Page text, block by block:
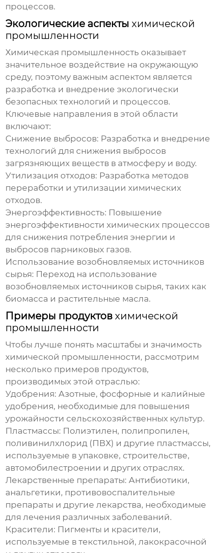
процессов.
Экологические аспектыхимической
промышленности
Химическая промышленность оказывает
значительное воздействие на окружающую
среду, поэтому важным аспектом является
разработка и внедрение экологически
безопасных технологий и процессов.
Ключевые направления в этой области
включают:
Снижение выбросов: Разработка и внедрение
технологий для снижения выбросов
загрязняющих веществ в атмосферу и воду.
Утилизация отходов: Разработка методов
переработки и утилизации химических
отходов.
Энергоэффективность: Повышение
энергоэффективности химических процессов
для снижения потребления энергии и
выбросов парниковых газов.
Использование возобновляемых источников
сырья: Переход на использование
возобновляемых источников сырья, таких как
биомасса и растительные масла.
Примеры продуктовхимической
промышленности
Чтобы лучше понять масштабы и значимость
химической промышленности, рассмотрим
несколько примеров продуктов,
производимых этой отраслью:
Удобрения: Азотные, фосфорные и калийные
удобрения, необходимые для повышения
урожайности сельскохозяйственных культур.
Пластмассы: Полиэтилен, полипропилен,
поливинилхлорид (ПВХ) и другие пластмассы,
используемые в упаковке, строительстве,
автомобилестроении и других отраслях.
Лекарственные препараты: Антибиотики,
анальгетики, противовоспалительные
препараты и другие лекарства, необходимые
для лечения различных заболеваний.
Красители: Пигменты и красители,
используемые в текстильной, лакокрасочной